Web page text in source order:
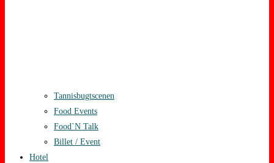
Tannisbugtscenen
Food Events
Food`N Talk
Billet / Event
Hotel